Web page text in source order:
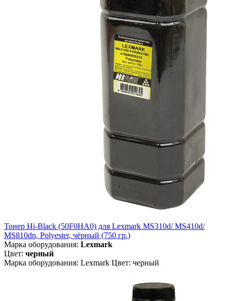
Тонер Hi-Black (50F0HA0) для Lexmark MS310d/ MS410d/
MS810dn, Polyester, чёрный (750 гр.)
Марка оборудования: Lexmark
Цвет: черный
Марка оборудования: Lexmark Цвет: черный